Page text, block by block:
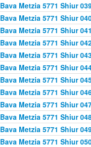
Bava Metzia 5771 Shiur
Bava Metzia 5771 Shiur
Bava Metzia 5771 Shiur
Bava Metzia 5771 Shiur
Bava Metzia 5771 Shiur
Bava Metzia 5771 Shiur
Bava Metzia 5771 Shiur
Bava Metzia 5771 Shiur
Bava Metzia 5771 Shiur
Bava Metzia 5771 Shiur
Bava Metzia 5771 Shiur
Bava Metzia 5771 Shiur